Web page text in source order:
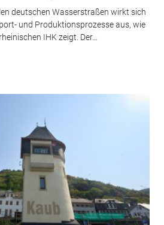
deutschen Wasserstraßen wirkt sich
und Produktionsprozesse aus, wie
IHK zeigt. Der...